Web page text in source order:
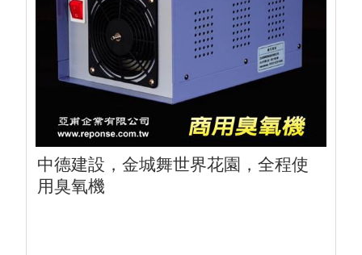
中德建設，金城舞世界花園，全程使
用臭氧機